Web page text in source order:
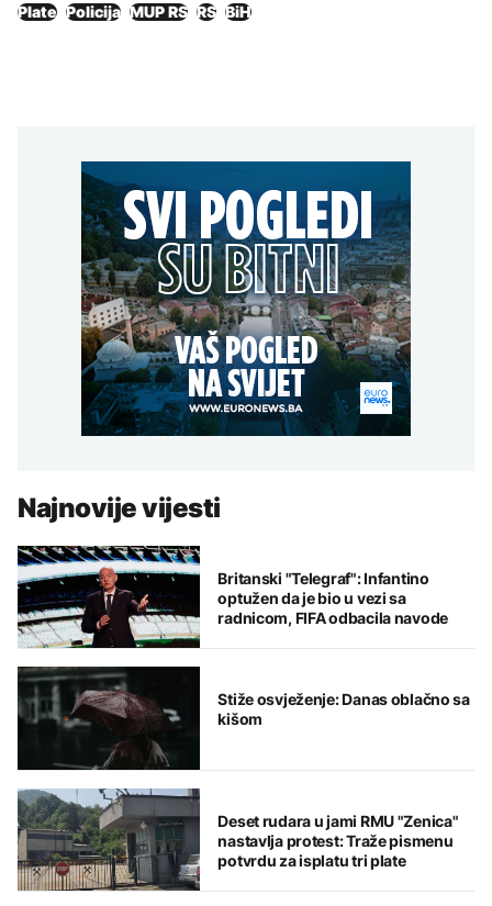
Plate Policija MUP RS RS BiH
Najnovije vijesti
Britanski "Telegraf": Infantino
optužen da je bio u vezi sa
radnicom, FIFA odbacila navode
Stiže osvježenje: Danas oblačno sa
kišom
Deset rudara u jami RMU "Zenica"
nastavlja protest: Traže pismenu
potvrdu za isplatu tri plate